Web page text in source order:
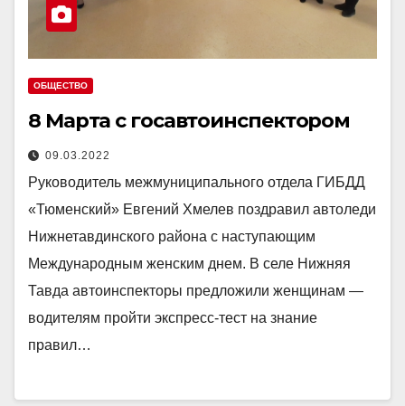
ОБЩЕСТВО
8 Марта с госавтоинспектором
09.03.2022
Руководитель межмуниципального отдела ГИБДД
«Тюменский» Евгений Хмелев поздравил автоледи
Нижнетавдинского района с наступающим
Международным женским днем. В селе Нижняя
Тавда автоинспекторы предложили женщинам —
водителям пройти экспресс-тест на знание
правил…